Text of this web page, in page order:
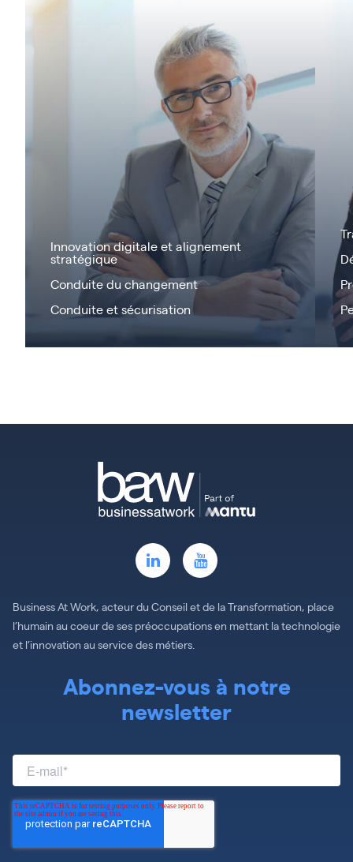
Business At Work, acteur du Conseil et de la Transformation, place
l’humain au coeur de ses préoccupations en mettant la technologie
et l’innovation au service des métiers.
Abonnez-vous à notre
newsletter